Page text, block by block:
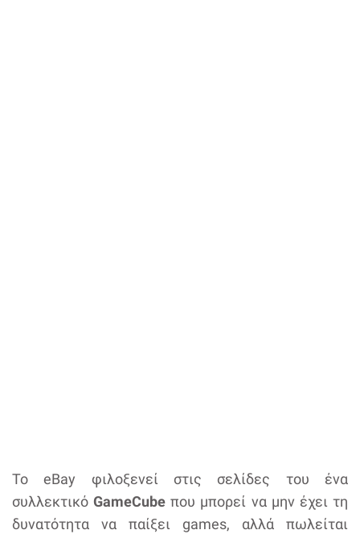
Το eBay φιλοξενεί στις σελίδες του ένα
συλλεκτικόGameCube που μπορεί να μην έχει τη
δυνατότητα να παίξει games, αλλά πωλείται